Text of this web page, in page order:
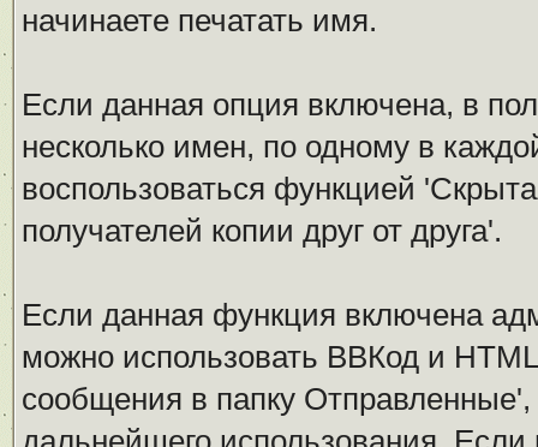
начинаете печатать имя.
Если данная опция включена, в
несколько имен, по одному в
воспользоваться функцией
получателей копии друг от друга'.
Если данная функция включена
можно использовать ВВКод и
сообщения в папку